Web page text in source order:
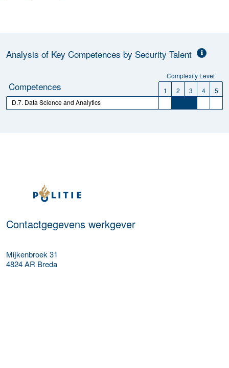
Analysis of Key Competences by Security Talent
Complexity Level
Competences 1 2 3 4
5
D.7. Data Science and Analytics
Meer werkgever details
Contactgegevens werkgever
Mijkenbroek 31
4824 AR Breda